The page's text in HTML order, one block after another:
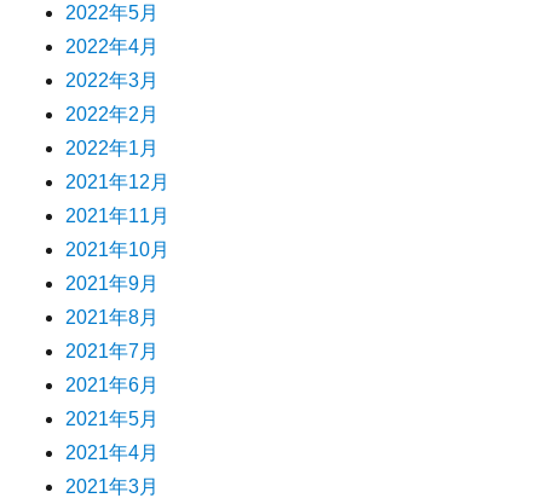
2022年5月
2022年4月
2022年3月
2022年2月
2022年1月
2021年12月
2021年11月
2021年10月
2021年9月
2021年8月
2021年7月
2021年6月
2021年5月
2021年4月
2021年3月